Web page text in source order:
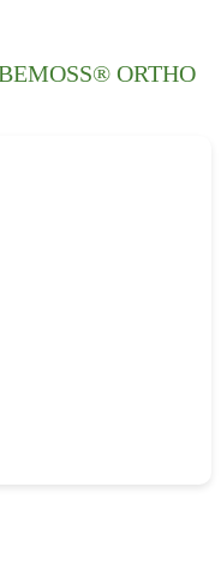
ORTHO